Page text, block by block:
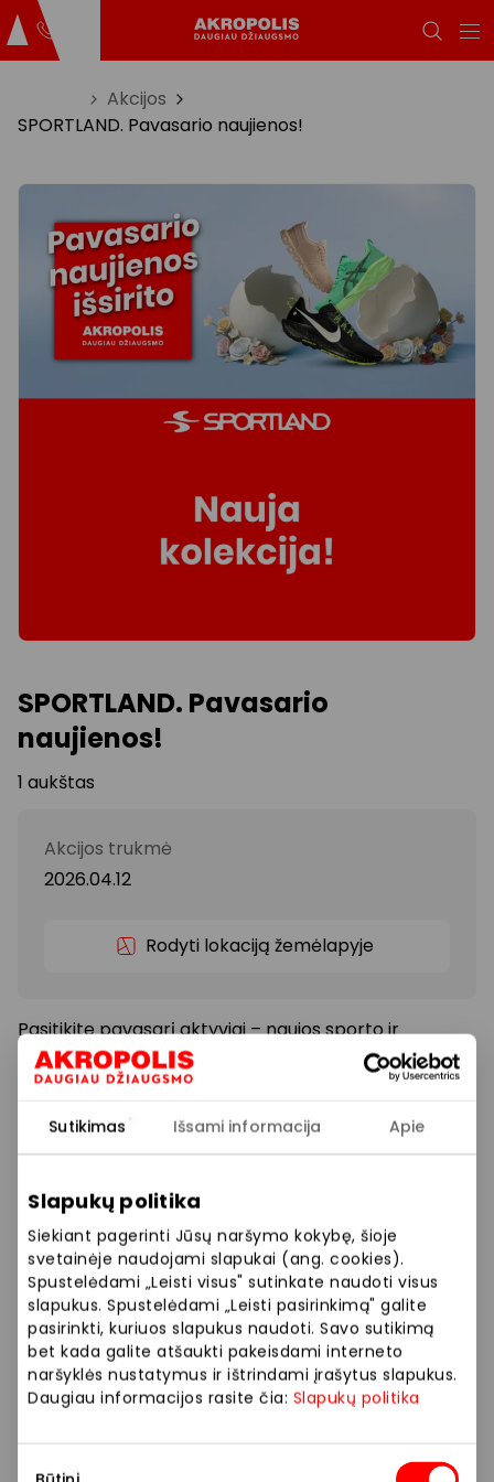
Sutikimas Išsami informacija Apie
Slapukų politika
Siekiant pagerinti Jūsų naršymo kokybę, šioje
svetainėje naudojami slapukai (ang. cookies).
Spustelėdami „Leisti visus" sutinkate naudoti visus
slapukus. Spustelėdami „Leisti pasirinkimą" galite
pasirinkti, kuriuos slapukus naudoti. Savo sutikimą
bet kada galite atšaukti pakeisdami interneto
naršyklės nustatymus ir ištrindami įrašytus slapukus.
Daugiau informacijos rasite čia: Slapukų politika
Akcijos
SPORTLAND. Pavasario naujienos!
SPORTLAND. Pavasario
naujienos!
1 aukštas
Akcijos trukmė
2026.04.12
Rodyti lokaciją žemėlapyje
Pasitikite pavasarį aktyviai – naujos sporto ir
laisvalaikio kolekcijos patogiam judėjimui ir stilingam
laisvalaikiui.
Prekybos ir pramogų centre „AKROPOLIS“
savarankiškai nustato taikomas nuolaidas, jų
dydžius bei kitas aktualias sąlygas.
Stengiamės kuo tiksliau pateikti aktualią
informaciją, tačiau, jei kyla neatitikimų tarp mūsų
tinklalapyje pateiktos informacijos ir faktinės
informacijos parduotuvėje ar paslaugų teikimo
vietoje, visada vadovaukitės tuo, kas nurodyta
vietoje.